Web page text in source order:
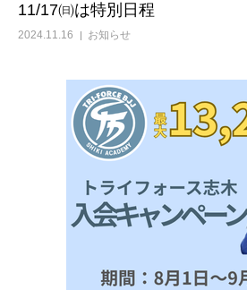
11/17㈰は特別日程
2024.11.16 お知らせ
BLOG
アクセス
English